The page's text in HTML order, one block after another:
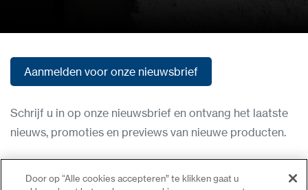
Aanmelden voor onze nieuwsbrief
Schrijf u in op onze nieuwsbrief en ontvang het laatste
nieuws, promoties en previews van nieuwe producten.
Gebruiksvoorwaarden
Door op “Alle cookies accepteren” te klikken gaat u